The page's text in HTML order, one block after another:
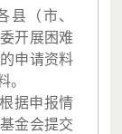
（市、
开展困难
申请资料
据申报情
金会提交